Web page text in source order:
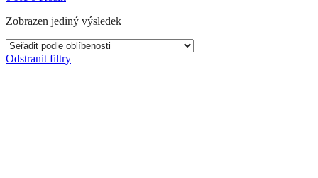
Zobrazen jediný výsledek
Odstranit filtry